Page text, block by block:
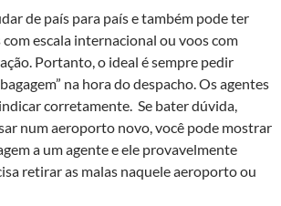
de país para país e também pode ter
escala internacional ou voos com
Portanto, o ideal é sempre pedir
na hora do despacho. Os agentes
corretamente. Se bater dúvida,
num aeroporto novo, você pode mostrar
a um agente e ele provavelmente
retirar as malas naquele aeroporto ou